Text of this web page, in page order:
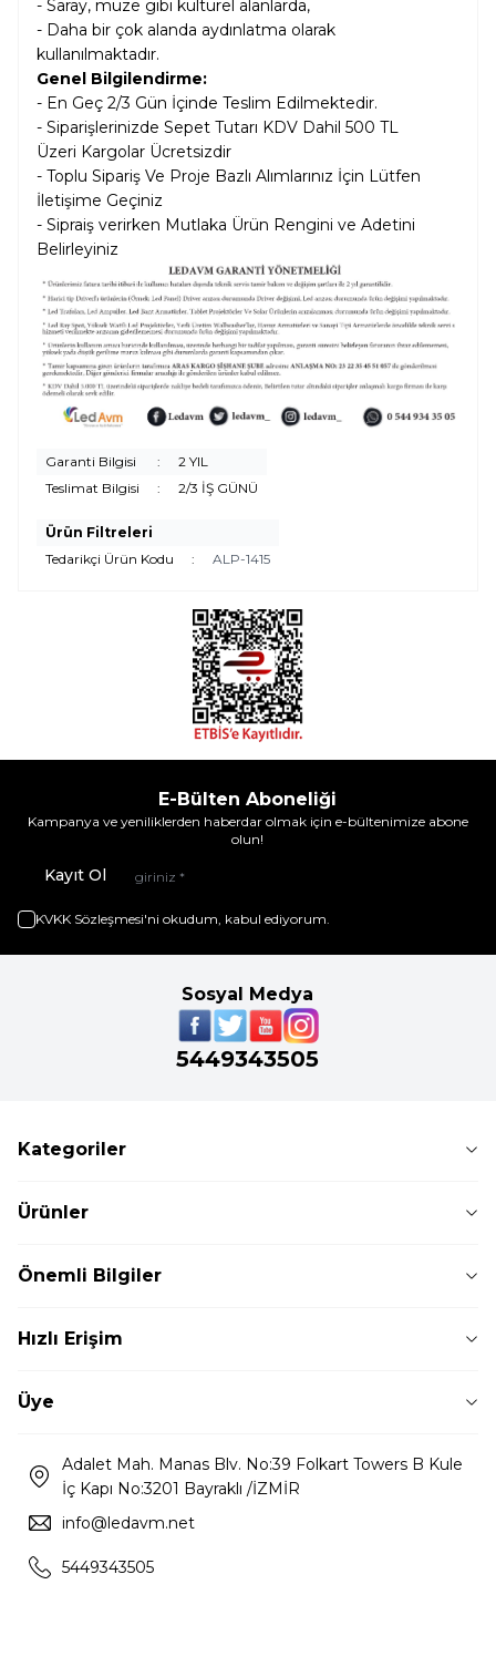
- Saray, müze gibi kültürel alanlarda,
- Daha bir çok alanda aydınlatma olarak
kullanılmaktadır.
Genel Bilgilendirme:
- En Geç 2/3 Gün İçinde Teslim Edilmektedir.
- Siparişlerinizde Sepet Tutarı KDV Dahil 500 TL
Üzeri Kargolar Ücretsizdir
- Toplu Sipariş Ve Proje Bazlı Alımlarınız İçin Lütfen
İletişime Geçiniz
- Sipraiş verirken Mutlaka Ürün Rengini ve Adetini
Belirleyiniz
Garanti Bilgisi :
2 YIL
Teslimat Bilgisi
: 2/3 İŞ GÜNÜ
Ürün Filtreleri
Tedarikçi Ürün Kodu
: ALP-1415
E-Bülten Aboneliği
Kampanya ve yeniliklerden haberdar olmak için e-bültenimize abone
olun!
Kayıt Ol
KVKK Sözleşmesi'ni okudum, kabul ediyorum.
Sosyal Medya
5449343505
Kategoriler
Ürünler
Önemli Bilgiler
Hızlı Erişim
Üye
Adalet Mah. Manas Blv. No:39 Folkart Towers B Kule
İç Kapı No:3201 Bayraklı /İZMİR
info@ledavm.net
5449343505